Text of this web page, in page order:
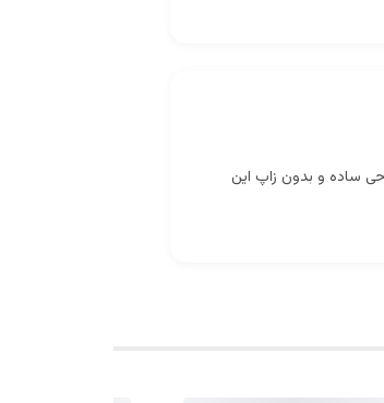
ساده و بدون زاپ این